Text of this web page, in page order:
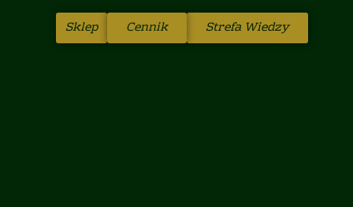
Strefa Wiedzy
Cennik
Sklep